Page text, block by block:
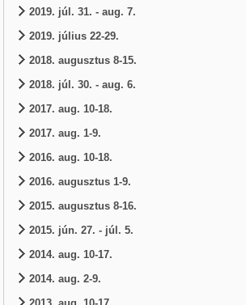
2019. júl. 31. - aug. 7.
2019. július 22-29.
2018. augusztus 8-15.
2018. júl. 30. - aug. 6.
2017. aug. 10-18.
2017. aug. 1-9.
2016. aug. 10-18.
2016. augusztus 1-9.
2015. augusztus 8-16.
2015. jún. 27. - júl. 5.
2014. aug. 10-17.
2014. aug. 2-9.